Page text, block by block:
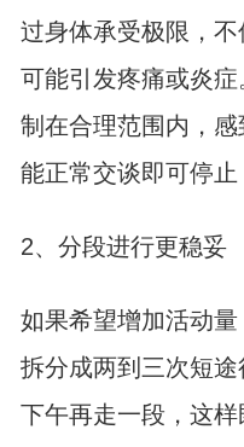
过身体承受极限，
可能引发疼痛或炎
制在合理范围内，
能正常交谈即可停止
2、分段进行更稳妥
如果希望增加活动
拆分成两到三次短途
下午再走一段，这